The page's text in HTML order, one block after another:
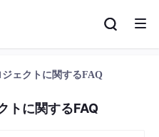
ジェクトに関するFAQ
トに関するFAQ